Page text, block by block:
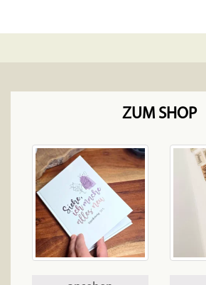
ZUM SHOP